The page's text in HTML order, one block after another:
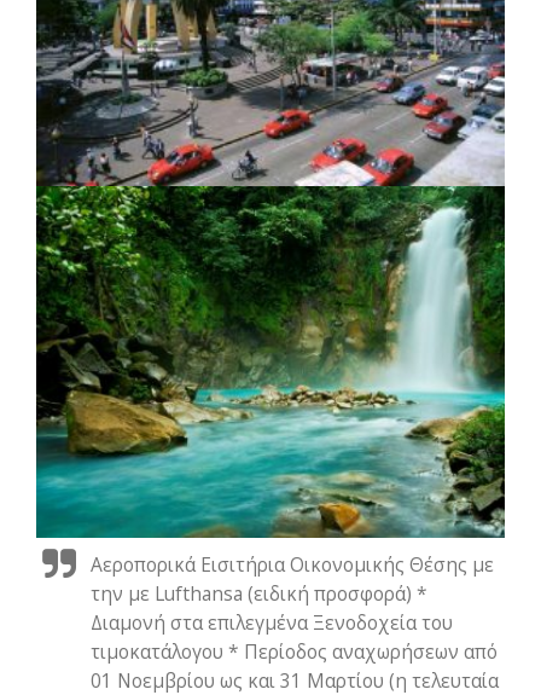
Αεροπορικά Εισιτήρια Οικονομικής Θέσης με
την με Lufthansa (ειδική προσφορά) *
Διαμονή στα επιλεγμένα Ξενοδοχεία του
τιμοκατάλογου * Περίοδος αναχωρήσεων από
01 Νοεμβρίου ως και 31 Μαρτίου (η τελευταία